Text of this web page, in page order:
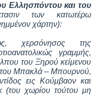
Ελλησπόντου και του
των κατωτέρω
χάρτην):
χερσόνησος της
γραμμής,
του Ξηρού κείμενου
του Μπακλά – Μπουρνού,
εις Κούμβαον και
(του χωρίου τούτου μη